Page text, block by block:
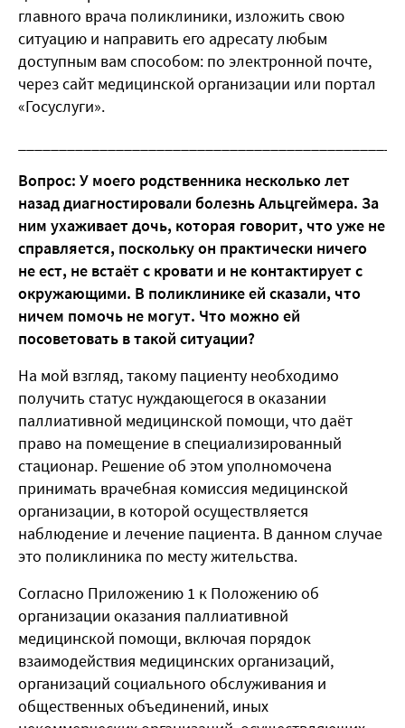
главного врача поликлиники, изложить свою
ситуацию и направить его адресату любым
доступным вам способом: по электронной почте,
через сайт медицинской организации или портал
«Госуслуги».
Вопрос: У моего родственника несколько лет
назад диагностировали болезнь Альцгеймера. За
ним ухаживает дочь, которая говорит, что уже не
справляется, поскольку он практически ничего
не ест, не встаёт с кровати и не контактирует с
окружающими. В поликлинике ей сказали, что
ничем помочь не могут. Что можно ей
посоветовать в такой ситуации?
На мой взгляд, такому пациенту необходимо
получить статус нуждающегося в оказании
паллиативной медицинской помощи, что даёт
право на помещение в специализированный
стационар. Решение об этом уполномочена
принимать врачебная комиссия медицинской
организации, в которой осуществляется
наблюдение и лечение пациента. В данном случае
это поликлиника по месту жительства.
Согласно Приложению 1 к Положению об
организации оказания паллиативной
медицинской помощи, включая порядок
взаимодействия медицинских организаций,
организаций социального обслуживания и
общественных объединений, иных